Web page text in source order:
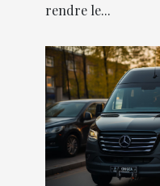
rendre le...